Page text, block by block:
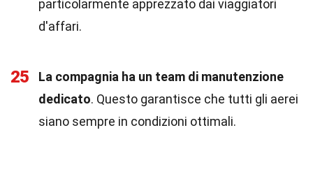
particolarmente apprezzato dai viaggiatori
d'affari.
25
La compagnia ha un team di manutenzione
dedicato. Questo garantisce che tutti gli aerei
siano sempre in condizioni ottimali.